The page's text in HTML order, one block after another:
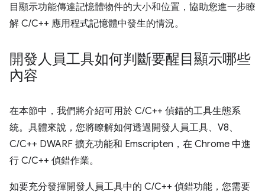
目顯示功能傳達記憶體物件的大小和位置，協助您進一步瞭
解 C/C++ 應用程式記憶體中發生的情況。
開發人員工具如何判斷要醒目顯示哪些
內容
在本節中，我們將介紹可用於 C/C++ 偵錯的工具生態系
統。具體來說，您將瞭解如何透過開發人員工具、V8、
C/C++ DWARF 擴充功能和 Emscripten，在 Chrome 中進
行 C/C++ 偵錯作業。
如要充分發揮開發人員工具中的 C/C++ 偵錯功能，您需要